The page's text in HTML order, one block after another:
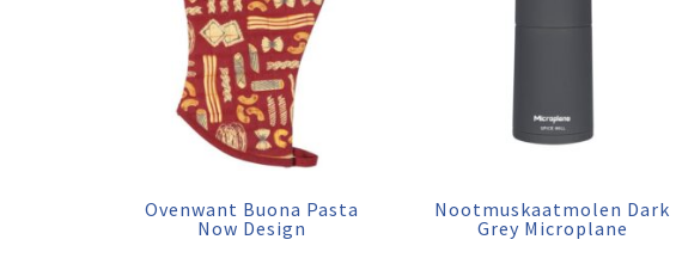
Ovenwant Buona Pasta
Now Design
Nootmuskaatmolen Dark
Grey Microplane